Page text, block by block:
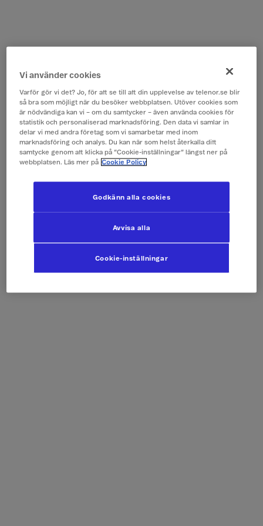
Vi använder cookies
Varför gör vi det? Jo, för att se till att din upplevelse av telenor.se blir
så bra som möjligt när du besöker webbplatsen. Utöver cookies som
är nödvändiga kan vi – om du samtycker – även använda cookies för
statistik och personaliserad marknadsföring. Den data vi samlar in
delar vi med andra företag som vi samarbetar med inom
marknadsföring och analys. Du kan när som helst återkalla ditt
samtycke genom att klicka på ”Cookie-inställningar” längst ner på
webbplatsen. Läs mer på Cookie Policy
Cookie-inställningar
Avvisa alla
Godkänn alla cookies